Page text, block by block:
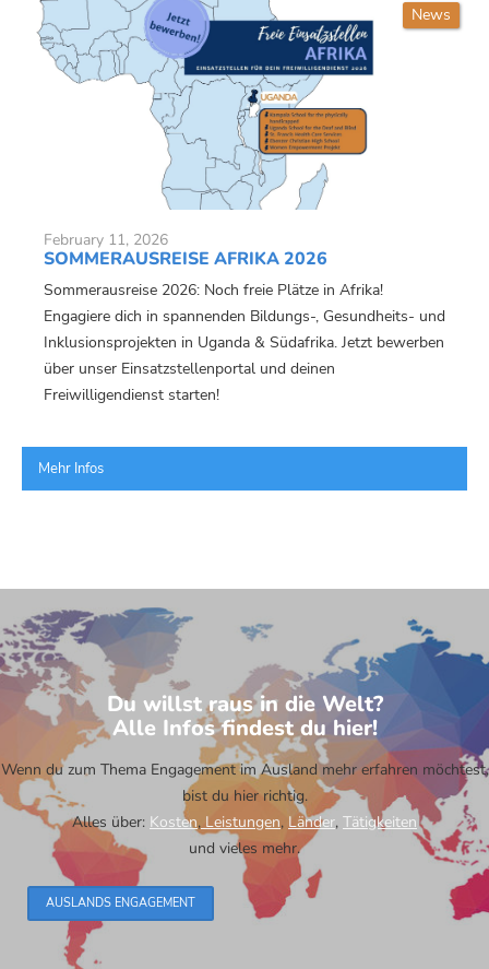
News
February 11, 2026
SOMMERAUSREISE AFRIKA 2026
Sommerausreise 2026: Noch freie Plätze in Afrika!
Engagiere dich in spannenden Bildungs-, Gesundheits- und
Inklusionsprojekten in Uganda & Südafrika. Jetzt bewerben
über unser Einsatzstellenportal und deinen
Freiwilligendienst starten!
Mehr Infos
Du willst raus in die Welt?
Alle Infos findest du hier!
Wenn du zum Thema Engagement im Ausland mehr erfahren möchtest,
bist du hier richtig.
Alles über: Kosten, Leistungen, Länder, Tätigkeiten
und vieles mehr.
AUSLANDS ENGAGEMENT